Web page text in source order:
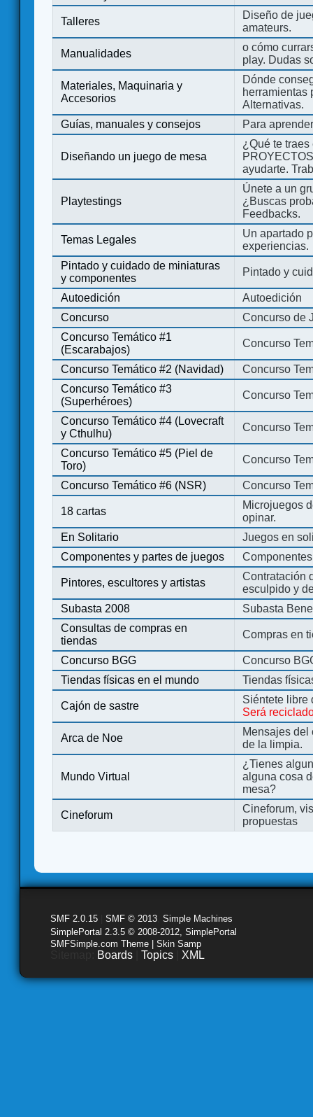
Talleres
Diseño de
amateurs.
Manualidades
o cómo
play. Dudas
Materiales, Maquinaria y
Accesorios
Dónde
herramientas
Alternativas.
Guías, manuales y consejos
Para
Diseñando un juego de mesa
¿Qué te
ayudarte.
Playtestings
Únete a un
¿Buscas
Feedbacks.
Temas Legales
Un apartado
experiencias.
Pintado y cuidado de miniaturas
y componentes
Pintado y
Autoedición
Autoedición
Concurso
Concurso de
Concurso Temático #1
(Escarabajos)
Concurso
Concurso Temático #2 (Navidad)
Concurso
Concurso Temático #3
(Superhéroes)
Concurso
Concurso Temático #4 (Lovecraft
y Cthulhu)
Concurso
Concurso Temático #5 (Piel de
Toro)
Concurso
Concurso Temático #6 (NSR) Concurso
18 cartas
Microjuegos
opinar.
En Solitario
Juegos en
Componentes y partes de juegos
Pintores, escultores y artistas
Contratación
esculpido y
Subasta 2008
Subasta
Consultas de compras en
tiendas
Compras en
Concurso BGG
Concurso
Tiendas físicas en el mundo
Tiendas
Cajón de sastre
Siéntete libre
Será
Arca de Noe
Mensajes del
de la limpia.
Mundo Virtual
¿Tienes
alguna cosa
mesa?
Cineforum
Cineforum,
propuestas
SMF 2.0.15 SMF © 2013 Simple Machines
SimplePortal 2.3.5 © 2008-2012, SimplePortal
SMFSimple.com Theme | Skin Samp
Boards Topics XML